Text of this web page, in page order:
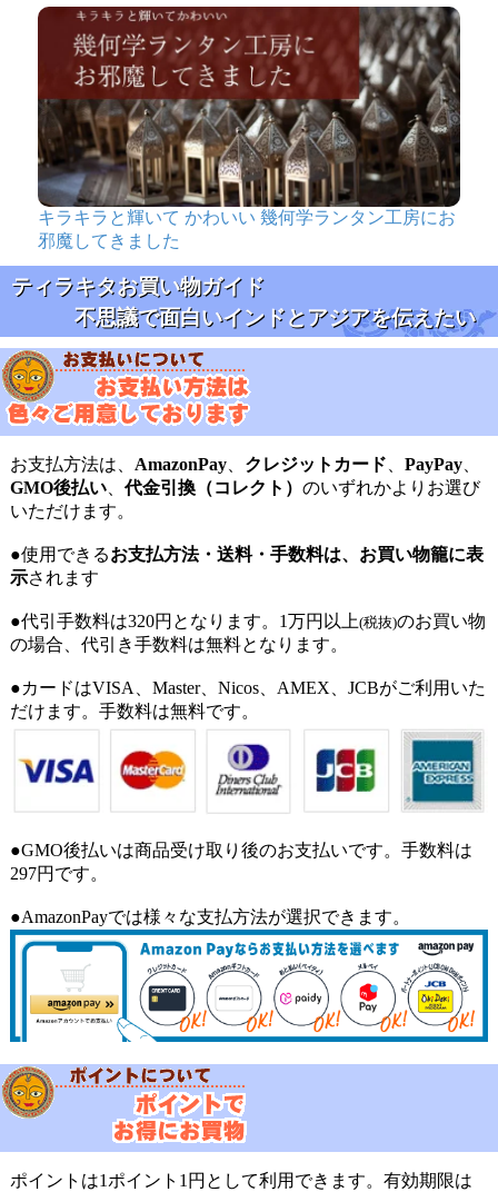
キラキラと輝いて かわいい 幾何学ランタン工房にお
邪魔してきました
ティラキタお買い物ガイド
不思議で面白いインドとアジアを伝えたい
お支払方法は、 AmazonPay、 クレジットカード PayPay、
GMO後払い、代金引換（コレクト） のいずれかよりお選び
いただけます。
●使用できるお支払方法・送料・手数料は、お買い物籠に表
示されます
●代引手数料は320円となります。1万円以上(税抜)のお買い物
の場合、代引き手数料は無料となります。
●カードはVISA、Master、Nicos、AMEX、JCBがご利用いた
だけます。手数料は無料です。
●GMO後払いは商品受け取り後のお支払いです。手数料は
297円です。
●AmazonPayでは様々な支払方法が選択できます。
ポイントは1ポイント1円として利用できます。有効期限は